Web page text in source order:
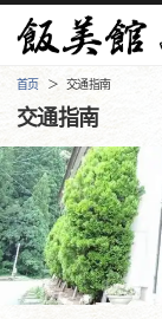
首页 交通指南
交通指南